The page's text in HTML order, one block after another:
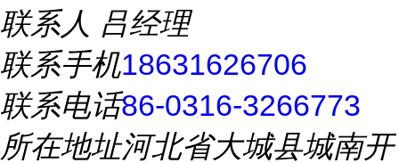
联系人 吕经理
联系手机18631626706
联系电话86-0316-3266773
所在地址河北省大城县城南开